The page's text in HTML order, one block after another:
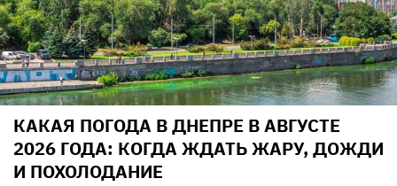
КАКАЯ ПОГОДА В ДНЕПРЕ В АВГУСТЕ
2026 ГОДА: КОГДА ЖДАТЬ ЖАРУ, ДОЖДИ
И ПОХОЛОДАНИЕ